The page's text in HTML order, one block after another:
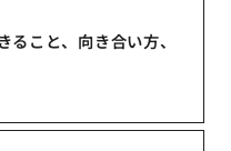
こと、向き合い方、